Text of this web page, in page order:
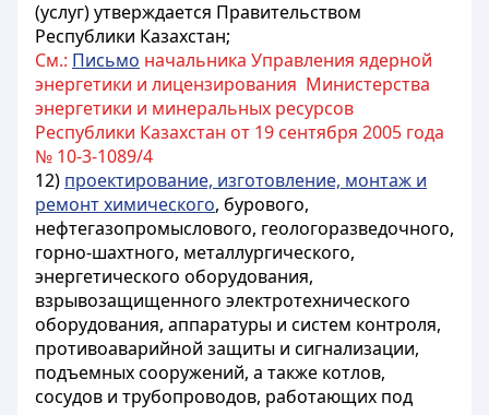
(услуг) утверждается Правительством
Республики Казахстан;
См.: Письмо начальника Управления ядерной
энергетики и лицензирования Министерства
энергетики и минеральных ресурсов
Республики Казахстан от 19 сентября 2005 года
№ 10-3-1089/4
12) проектирование, изготовление, монтаж и
ремонт химического, бурового,
нефтегазопромыслового, геологоразведочного,
горно-шахтного, металлургического,
энергетического оборудования,
взрывозащищенного электротехнического
оборудования, аппаратуры и систем контроля,
противоаварийной защиты и сигнализации,
подъемных сооружений, а также котлов,
сосудов и трубопроводов, работающих под